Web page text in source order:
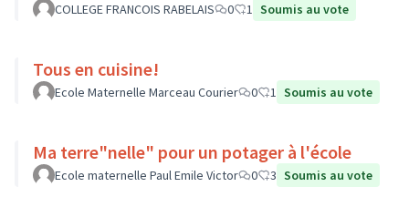
COLLEGE FRANCOIS RABELAIS 0 1 Soumis au vote
Tous en cuisine!
Ecole Maternelle Marceau Courier 0 1 Soumis au vote
Ma terre"nelle" pour un potager à l'école
Ecole maternelle Paul Emile Victor 0 3 Soumis au vote